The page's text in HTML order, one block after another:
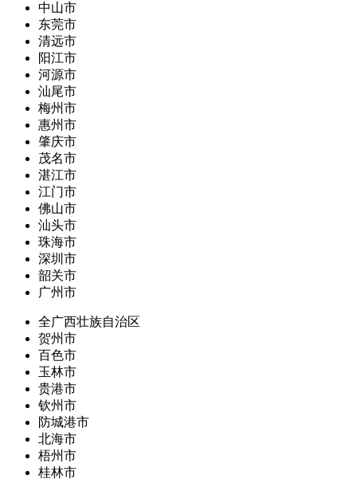
中山市
东莞市
清远市
阳江市
河源市
汕尾市
梅州市
惠州市
肇庆市
茂名市
湛江市
江门市
佛山市
汕头市
珠海市
深圳市
韶关市
广州市
全广西壮族自治区
贺州市
百色市
玉林市
贵港市
钦州市
防城港市
北海市
梧州市
桂林市